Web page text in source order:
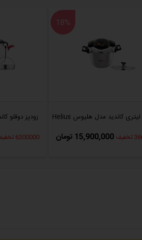
18%
15,900,000 تومان
زودپز دوقلو
6300000 تخفیف